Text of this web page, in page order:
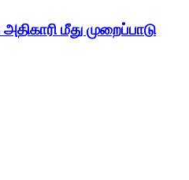
மீது முறைப்பாடு